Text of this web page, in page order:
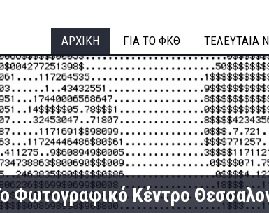
ΑΡΧΙΚΗ ΓΙΑ ΤΟ ΦΚΘ ΤΕΛΕΥΤΑΙΑ
Φωτογραφικό Κέντρο